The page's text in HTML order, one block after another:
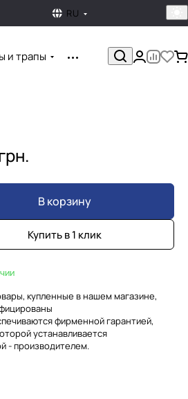
RU
и трапы
В корзину
Купить в 1 клик
купленные в нашем магазине,
фирменной гарантией,
устанавливается
- производителем.